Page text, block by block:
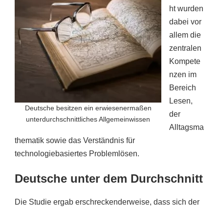
Deutsche besitzen ein erwiesenermaßen
unterdurchschnittliches Allgemeinwissen
ht wurden
dabei vor
allem die
zentralen
Kompete
nzen im
Bereich
Lesen,
der
Alltagsma
thematik sowie das Verständnis für
technologiebasiertes Problemlösen.
Deutsche unter dem Durchschnitt
Die Studie ergab erschreckenderweise, dass sich der